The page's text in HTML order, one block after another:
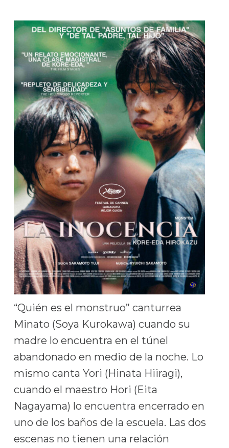
“Quién es el monstruo” canturrea
Minato (Soya Kurokawa) cuando su
madre lo encuentra en el túnel
abandonado en medio de la noche. Lo
mismo canta Yori (Hinata Hiiragi),
cuando el maestro Hori (Eita
Nagayama) lo encuentra encerrado en
uno de los baños de la escuela. Las dos
escenas no tienen una relación